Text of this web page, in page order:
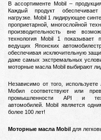
В ассортименте Mobil –
Каждый продукт
нагрузке. Mobil 1 лидирующее
проприетарной, многослойной
производительность вне
технология Mobil 1 показывает
ведущих Японских
обеспечивая исключительную
даже самых экстремальных
моторные масла Mobil выбирают
Независимо от того,
Мобил соответствуют или
промышленности API и
автомобилей.Mobil является
более 100 лет!
Моторные масла Mobil для